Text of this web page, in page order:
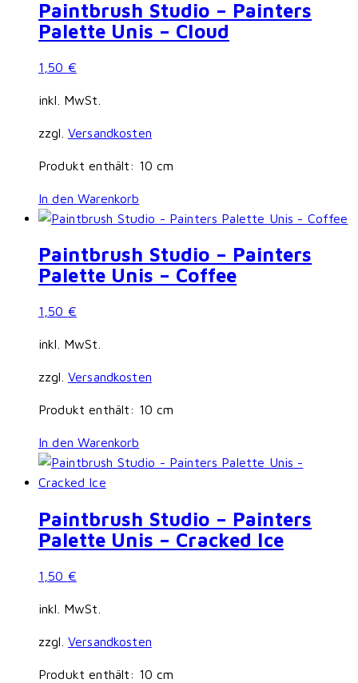
Paintbrush Studio – Painters
Palette Unis – Cloud
1,50 €
inkl. MwSt.
zzgl. Versandkosten
Produkt enthält: 10 cm
In den Warenkorb
Paintbrush Studio – Painters
Palette Unis – Coffee
1,50 €
inkl. MwSt.
zzgl. Versandkosten
Produkt enthält: 10 cm
In den Warenkorb
Paintbrush Studio – Painters
Palette Unis – Cracked Ice
1,50 €
inkl. MwSt.
zzgl. Versandkosten
Produkt enthält: 10 cm